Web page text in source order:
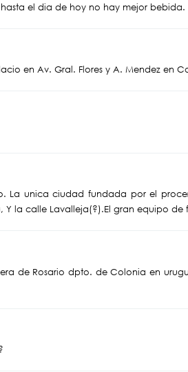
el dia de hoy no hay mejor bebida.
en Av. Gral. Flores y A. Mendez en
La unica ciudad fundada por el
la calle Lavalleja(?).El gran equipo de
de Rosario dpto. de Colonia en